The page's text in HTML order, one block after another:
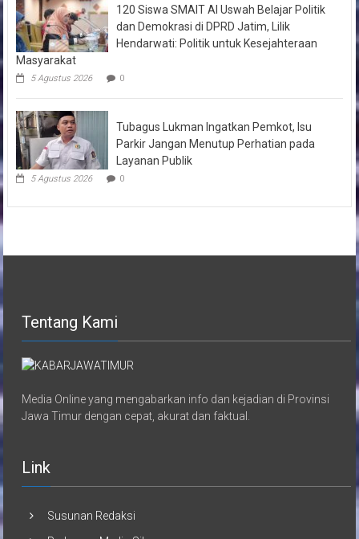
120 Siswa SMAIT Al Uswah Belajar Politik
dan Demokrasi di DPRD Jatim, Lilik
Hendarwati: Politik untuk Kesejahteraan
Masyarakat
5 Agustus 2026 0
Tubagus Lukman Ingatkan Pemkot, Isu
Parkir Jangan Menutup Perhatian pada
Layanan Publik
5 Agustus 2026 0
Tentang Kami
Media Online yang mengabarkan info dan kejadian di Provinsi
Jawa Timur dengan cepat, akurat dan faktual.
Link
Susunan Redaksi